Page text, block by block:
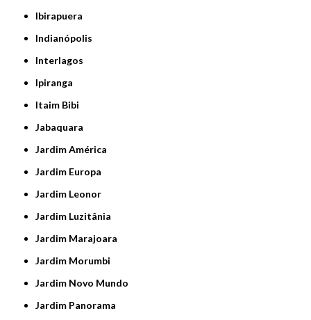
Ibirapuera
Indianópolis
Interlagos
Ipiranga
Itaim Bibi
Jabaquara
Jardim América
Jardim Europa
Jardim Leonor
Jardim Luzitânia
Jardim Marajoara
Jardim Morumbi
Jardim Novo Mundo
Jardim Panorama